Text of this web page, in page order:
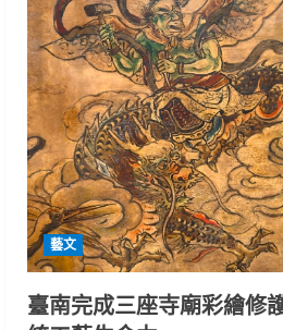
藝文
臺南完成三座寺廟彩繪修